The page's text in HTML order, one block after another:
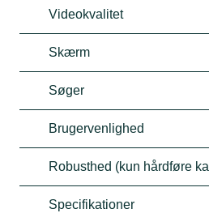
Videokvalitet
Skærm
Søger
Brugervenlighed
Robusthed (kun hårdføre
Specifikationer